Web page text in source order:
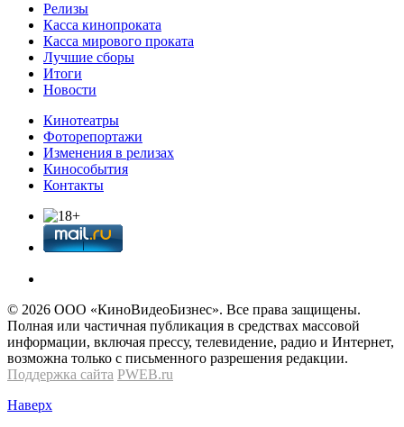
Релизы
Касса кинопроката
Касса мирового проката
Лучшие сборы
Итоги
Новости
Кинотеатры
Фоторепортажи
Изменения в релизах
Кинособытия
Контакты
© 2026 OOО «КиноВидеоБизнес». Все права защищены.
Полная или частичная публикация в средствах массовой
информации, включая прессу, телевидение, радио и Интернет,
возможна только с письменного разрешения редакции.
Поддержка сайта PWEB.ru
Наверх